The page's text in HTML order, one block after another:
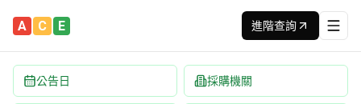
A C E 進階查詢
公告日 採購機關